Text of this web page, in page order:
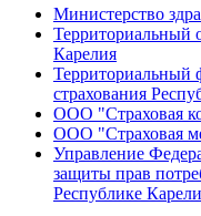
Министерство
Территориальный
Карелия
Территориальный
страхования
ООО "Страховая
ООО "Страховая
Управление
защиты прав
Республике